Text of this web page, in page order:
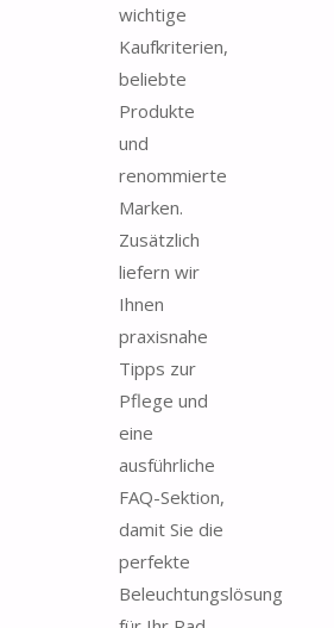
wichtige
Kaufkriterien,
beliebte
Produkte
und
renommierte
Marken.
Zusätzlich
liefern wir
Ihnen
praxisnahe
Tipps zur
Pflege und
eine
ausführliche
FAQ-Sektion,
damit Sie die
perfekte
Beleuchtungslösung